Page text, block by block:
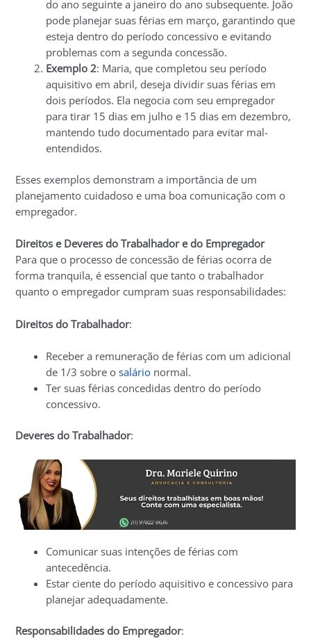
do ano seguinte a janeiro do ano subsequente. João
pode planejar suas férias em março, garantindo que
esteja dentro do período concessivo e evitando
problemas com a segunda concessão.
Exemplo 2: Maria, que completou seu período
aquisitivo em abril, deseja dividir suas férias em
dois períodos. Ela negocia com seu empregador
para tirar 15 dias em julho e 15 dias em dezembro,
mantendo tudo documentado para evitar mal-
entendidos.
Esses exemplos demonstram a importância de um
planejamento cuidadoso e uma boa comunicação com o
empregador.
Direitos e Deveres do Trabalhador e do Empregador
Para que o processo de concessão de férias ocorra de
forma tranquila, é essencial que tanto o trabalhador
quanto o empregador cumpram suas responsabilidades:
Direitos do Trabalhador:
Receber a remuneração de férias com um adicional
de 1/3 sobre osalário normal.
Ter suas férias concedidas dentro do período
concessivo.
Deveres do Trabalhador:
Comunicar suas intenções de férias com
antecedência.
Estar ciente do período aquisitivo e concessivo para
planejar adequadamente.
Responsabilidades do Empregador: